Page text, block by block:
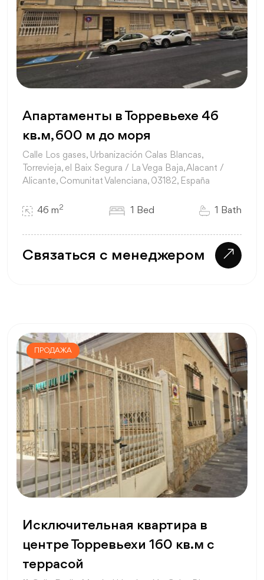
Апартаменты в Торревьехе 46
кв.м, 600 м до моря
Calle Los gases, Urbanización Calas Blancas,
Torrevieja, el Baix Segura / La Vega Baja, Alacant /
Alicante, Comunitat Valenciana, 03182, España
46 m2 1 Bed 1 Bath
Связаться с менеджером
ПРОДАЖА
Исключительная квартира в
центре Торревьехи 160 кв.м с
террасой